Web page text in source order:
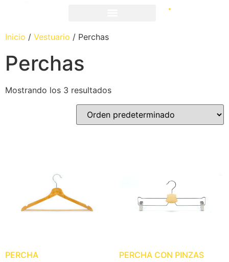
Inicio / Vestuario / Perchas
Perchas
Mostrando los 3 resultados
PERCHA PERCHA CON PINZAS